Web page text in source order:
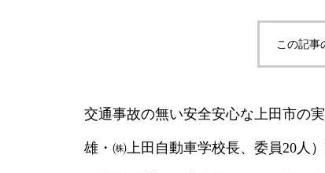
この記事
交通事故の無い安全安心な上田市の
雄・㈱上田自動車学校長、委員20人